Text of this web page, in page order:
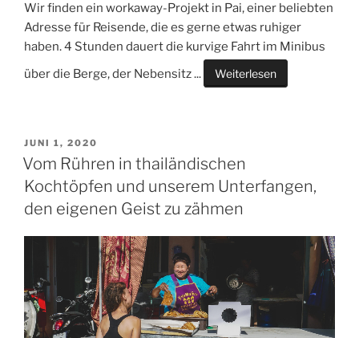
Wir finden ein workaway-Projekt in Pai, einer beliebten
Adresse für Reisende, die es gerne etwas ruhiger
haben. 4 Stunden dauert die kurvige Fahrt im Minibus
über die Berge, der Nebensitz... Weiterlesen
VERÖFFENTLICHT
AM
JUNI 1, 2020
Vom Rühren in thailändischen
Kochtöpfen und unserem Unterfangen,
den eigenen Geist zu zähmen